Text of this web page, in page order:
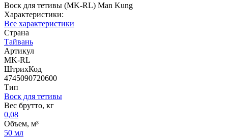
Воск для тетивы (MK-RL) Man Kung
Характеристики:
Все характеристики
Страна
Тайвань
Артикул
MK-RL
ШтрихКод
4745090720600
Тип
Воск для тетивы
Вес брутто, кг
0,08
Объем, м³
50 мл